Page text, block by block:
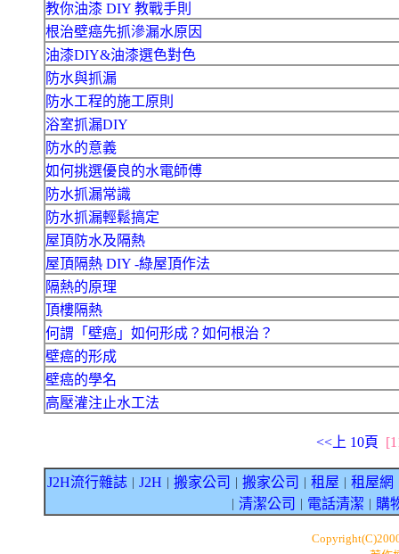
教你油漆 DIY 教戰手則
根治壁癌先抓滲漏水原因
油漆DIY&油漆選色對色
防水與抓漏
防水工程的施工原則
浴室抓漏DIY
防水的意義
如何挑選優良的水電師傅
防水抓漏常識
防水抓漏輕鬆搞定
屋頂防水及隔熱
屋頂隔熱 DIY -綠屋頂作法
隔熱的原理
頂樓隔熱
何謂「壁癌」如何形成？如何根治？
壁癌的形成
壁癌的學名
高壓灌注止水工法
<<上 10頁
J2H流行雜誌 J2H 搬家公司 搬家公司 租屋 租屋網
清潔公司 電話清潔 購